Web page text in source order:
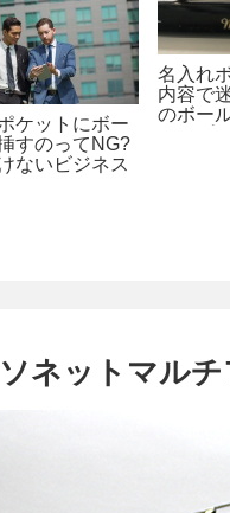
ケットにボー
すのってNG?
ないビジネス
名入れ
内容で
のボー
ネットマル